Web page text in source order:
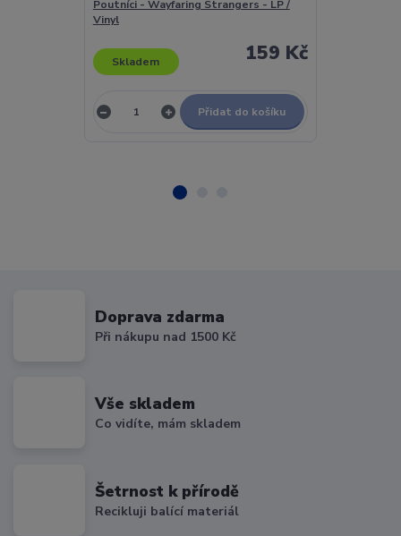
Poutníci - Wayfaring Strangers - LP /
Vinyl
159 Kč
Skladem
Přidat do košíku
Doprava zdarma
Při nákupu nad 1500 Kč
Vše skladem
Co vidíte, mám skladem
Šetrnost k přírodě
Recikluji balící materiál